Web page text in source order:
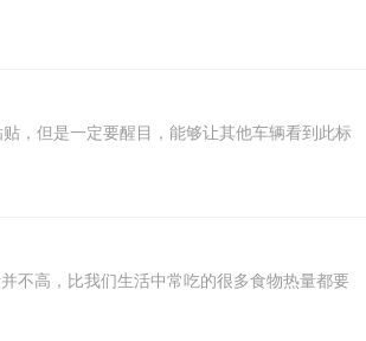
粉适合用来勾芡，而淀粉可以用来制作蛋糕、
，但是一定要醒目，能够让其他车辆看到此标
不高，比我们生活中常吃的很多食物热量都要